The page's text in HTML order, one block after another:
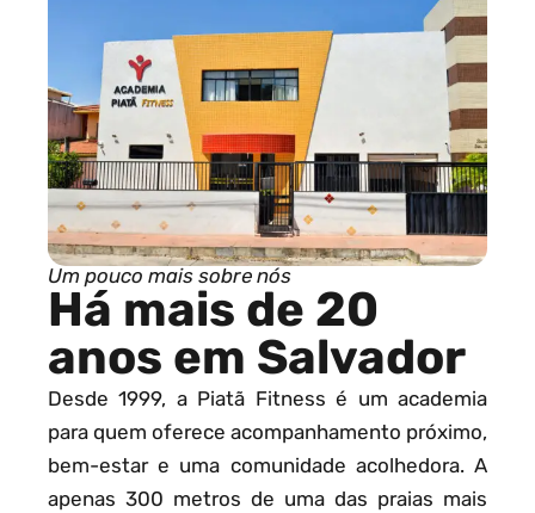
Um pouco mais sobre nós
Há mais de 20
anos em Salvador
Desde 1999, a Piatã Fitness é um academia
para quem oferece acompanhamento próximo,
bem-estar e uma comunidade acolhedora. A
apenas 300 metros de uma das praias mais